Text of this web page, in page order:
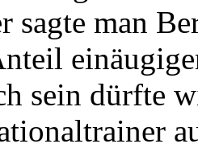
sagte man
sein dürfte